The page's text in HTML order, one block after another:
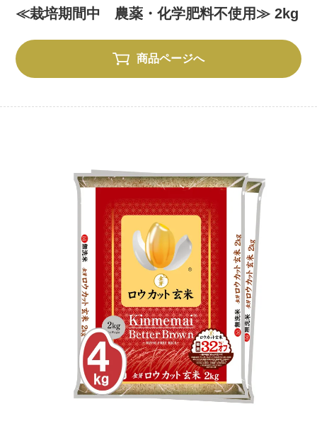
≪栽培期間中 農薬・化学肥料不使用≫ 2kg
商品ページへ